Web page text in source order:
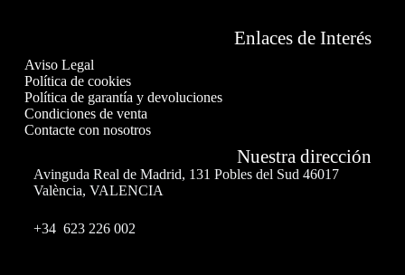
Enlaces de Interés
Aviso Legal
Política de cookies
Política de garantía y devoluciones
Condiciones de venta
Contacte con nosotros
Nuestra dirección
Avinguda Real de Madrid, 131 Pobles del Sud 46017
València, VALENCIA
+34 623 226 002